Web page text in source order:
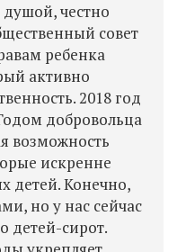
честно
совет
ребенка
активно
2018 год
добровольца
возможность
искренне
детей. Конечно,
но у нас сейчас
детей-сирот.